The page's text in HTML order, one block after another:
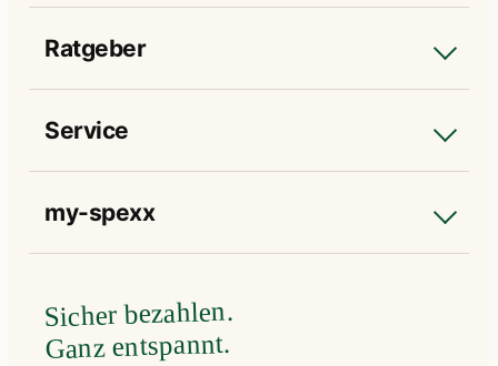
Ratgeber
Service
my-spexx
Sicher bezahlen.
Ganz entspannt.